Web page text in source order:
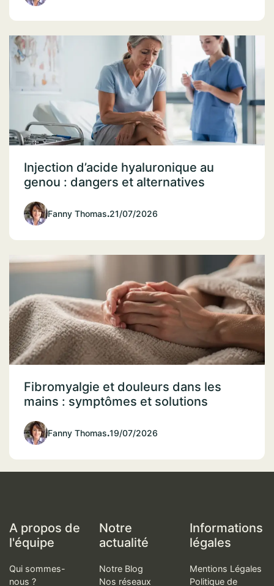
Injection d’acide hyaluronique au
genou : dangers et alternatives
Fanny Thomas.21/07/2026
Fibromyalgie et douleurs dans les
mains : symptômes et solutions
Fanny Thomas.19/07/2026
A propos de
l'équipe
Qui sommes-
nous ?
Notre
actualité
Notre Blog
Nos réseaux
Informations
légales
Mentions Légales
Politique de